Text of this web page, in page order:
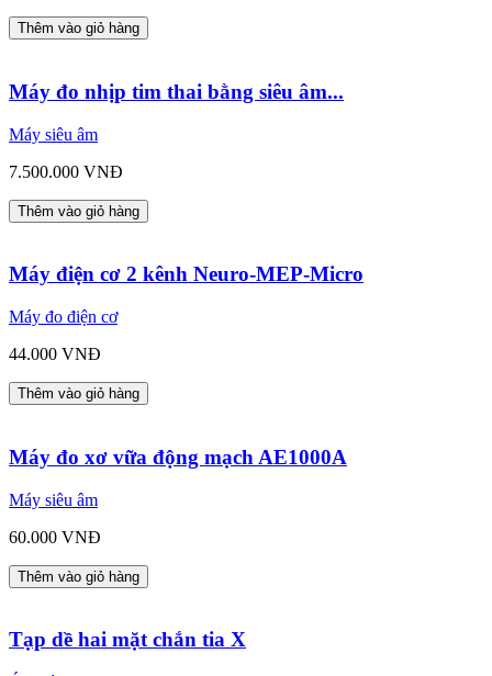
Thêm vào giỏ hàng
Máy đo nhịp tim thai bằng siêu âm...
Máy siêu âm
7.500.000 VNĐ
Thêm vào giỏ hàng
Máy điện cơ 2 kênh Neuro-MEP-Micro
Máy đo điện cơ
44.000 VNĐ
Thêm vào giỏ hàng
Máy đo xơ vữa động mạch AE1000A
Máy siêu âm
60.000 VNĐ
Thêm vào giỏ hàng
Tạp dề hai mặt chắn tia X